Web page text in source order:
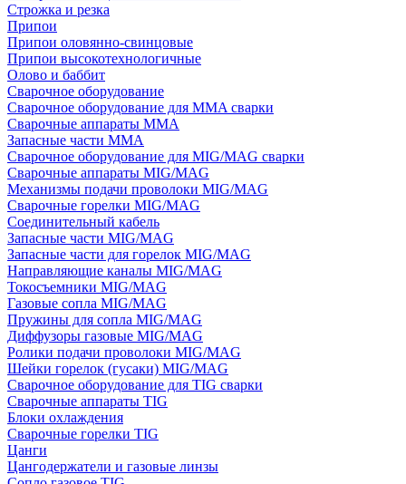
Строжка и резка
Припои
Припои оловянно-свинцовые
Припои высокотехнологичные
Олово и баббит
Сварочное оборудование
Сварочное оборудование для MMA сварки
Сварочные аппараты MMA
Запасные части MMA
Сварочное оборудование для MIG/MAG сварки
Сварочные аппараты MIG/MAG
Механизмы подачи проволоки MIG/MAG
Сварочные горелки MIG/MAG
Соединительный кабель
Запасные части MIG/MAG
Запасные части для горелок MIG/MAG
Направляющие каналы MIG/MAG
Токосъемники MIG/MAG
Газовые сопла MIG/MAG
Пружины для сопла MIG/MAG
Диффузоры газовые MIG/MAG
Ролики подачи проволоки MIG/MAG
Шейки горелок (гусаки) MIG/MAG
Сварочное оборудование для TIG сварки
Сварочные аппараты TIG
Блоки охлаждения
Сварочные горелки TIG
Цанги
Цангодержатели и газовые линзы